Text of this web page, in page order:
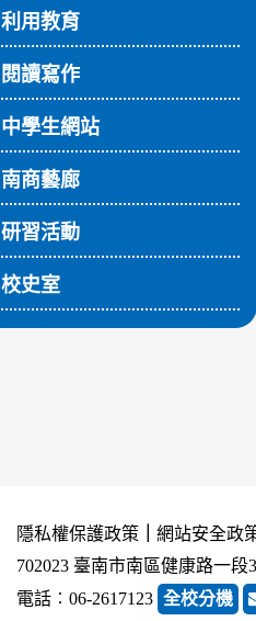
利用教育
閱讀寫作
中學生網站
南商藝廊
研習活動
校史室
隱私權保護政策 網站安全政
702023 臺南市南區健康路一段
電話︰06-2617123 全校分機